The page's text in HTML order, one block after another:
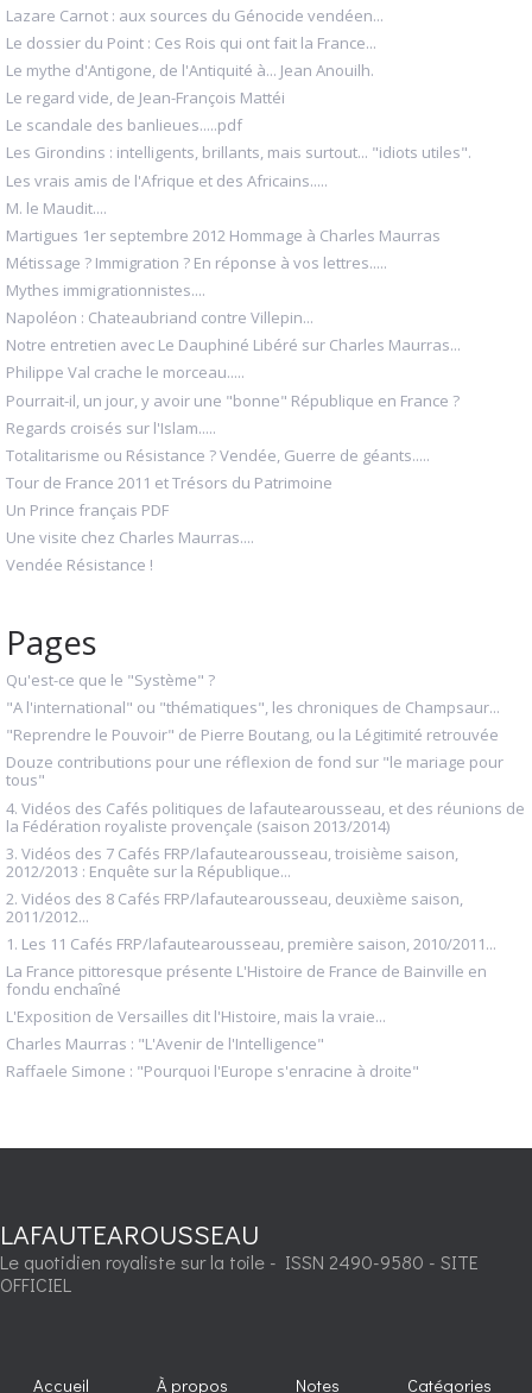
Lazare Carnot : aux sources du Génocide vendéen...
Le dossier du Point : Ces Rois qui ont fait la France...
Le mythe d'Antigone, de l'Antiquité à... Jean Anouilh.
Le regard vide, de Jean-François Mattéi
Le scandale des banlieues.....pdf
Les Girondins : intelligents, brillants, mais surtout... "idiots utiles".
Les vrais amis de l'Afrique et des Africains.....
M. le Maudit....
Martigues 1er septembre 2012 Hommage à Charles Maurras
Métissage ? Immigration ? En réponse à vos lettres.....
Mythes immigrationnistes....
Napoléon : Chateaubriand contre Villepin...
Notre entretien avec Le Dauphiné Libéré sur Charles Maurras...
Philippe Val crache le morceau.....
Pourrait-il, un jour, y avoir une "bonne" République en France ?
Regards croisés sur l'Islam.....
Totalitarisme ou Résistance ? Vendée, Guerre de géants.....
Tour de France 2011 et Trésors du Patrimoine
Un Prince français PDF
Une visite chez Charles Maurras....
Vendée Résistance !
Pages
Qu'est-ce que le "Système" ?
"A l'international" ou "thématiques", les chroniques de Champsaur...
"Reprendre le Pouvoir" de Pierre Boutang, ou la Légitimité retrouvée
Douze contributions pour une réflexion de fond sur "le mariage pour
tous"
4. Vidéos des Cafés politiques de lafautearousseau, et des réunions de
la Fédération royaliste provençale (saison 2013/2014)
3. Vidéos des 7 Cafés FRP/lafautearousseau, troisième saison,
2012/2013 : Enquête sur la République...
2. Vidéos des 8 Cafés FRP/lafautearousseau, deuxième saison,
2011/2012...
1. Les 11 Cafés FRP/lafautearousseau, première saison, 2010/2011...
La France pittoresque présente L'Histoire de France de Bainville en
fondu enchaîné
L'Exposition de Versailles dit l'Histoire, mais la vraie...
Charles Maurras : "L'Avenir de l'Intelligence"
Raffaele Simone : "Pourquoi l'Europe s'enracine à droite"
LAFAUTEAROUSSEAU
Le quotidien royaliste sur la toile - ISSN 2490-9580 - SITE
OFFICIEL
Accueil À propos Notes Catégories